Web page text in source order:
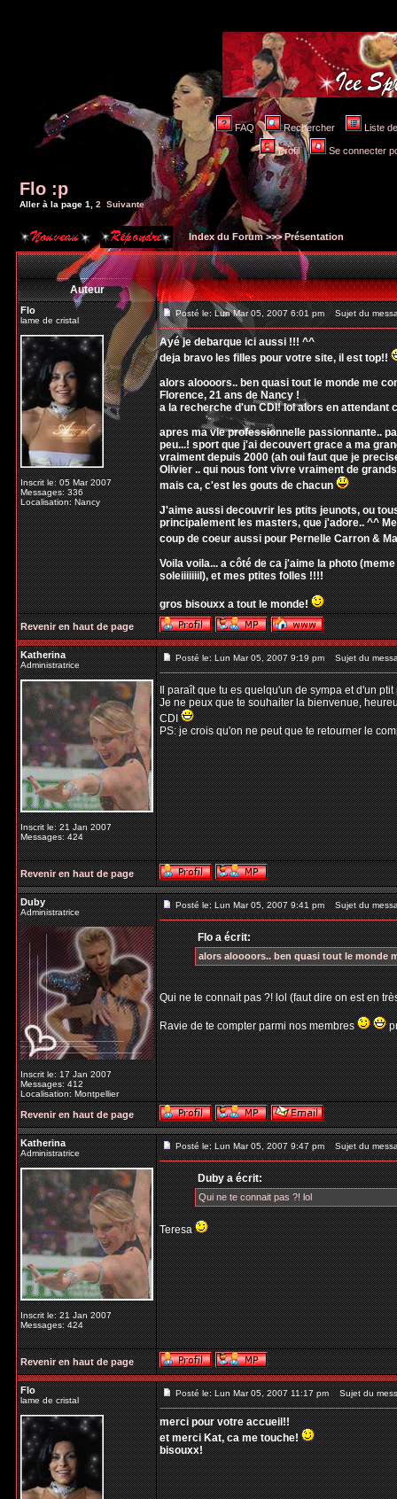
FAQ Rechercher Liste
Profil Se connecter
Flo :p
Aller à la page 1 2 Suivante
Index du Forum>>>Présentation
Auteur
Flo
lame de cristal
Inscrit le: 05 Mar 2007
Messages: 336
Localisation: Nancy
Posté le: Lun Mar 05, 2007 6:01 pm Sujet du
Ayé je debarque ici aussi !!! ^^
deja bravo les filles pour votre site, il est top!!
alors aloooors.. ben quasi tout le monde me
Florence, 21 ans de Nancy !
a la recherche d'un CDI! lol alors en
apres ma vie professionnelle passionnante..
peu...! sport que j'ai decouvert grace a ma
vraiment depuis 2000 (ah oui faut que je
Olivier .. qui nous font vivre vraiment de
mais ca, c'est les gouts de chacun
J'aime aussi decouvrir les ptits jeunots, ou
principalement les masters, que j'adore.. ^^
coup de coeur aussi pour Pernelle Carron &
Voila voila... a côté de ca j'aime la photo
soleiiiiiiil), et mes ptites folles !!!!
gros bisouxx a tout le monde!
Revenir en haut de page
Katherina
Administratrice
Inscrit le: 21 Jan 2007
Messages: 424
Posté le: Lun Mar 05, 2007 9:19 pm Sujet du
Il paraît que tu es quelqu'un de sympa et d'un
Je ne peux que te souhaiter la bienvenue,
CDI
PS: je crois qu'on ne peut que te retourner le
Revenir en haut de page
Duby
Administratrice
Inscrit le: 17 Jan 2007
Messages: 412
Localisation: Montpellier
Posté le: Lun Mar 05, 2007 9:41 pm Sujet du
Flo a écrit:
alors aloooors.. ben quasi tout le monde
Qui ne te connait pas ?! lol (faut dire on est en
Ravie de te compter parmi nos membres
Revenir en haut de page
Katherina
Administratrice
Inscrit le: 21 Jan 2007
Messages: 424
Posté le: Lun Mar 05, 2007 9:47 pm Sujet du
Duby a écrit:
Qui ne te connait pas ?! lol
Teresa
Revenir en haut de page
Flo
lame de cristal
Posté le: Lun Mar 05, 2007 11:17 pm Sujet du
merci pour votre accueil!!
et merci Kat, ca me touche!
bisouxx!